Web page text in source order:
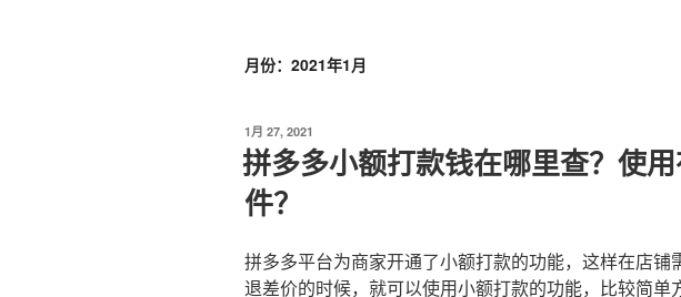
月份：2021年1月
发
布
于
1月 27, 2021
拼多多小额打款钱在哪里查？使
件？
拼多多平台为商家开通了小额打款的功能，这样在店铺
退差价的时候，就可以使用小额打款的功能，比较简单